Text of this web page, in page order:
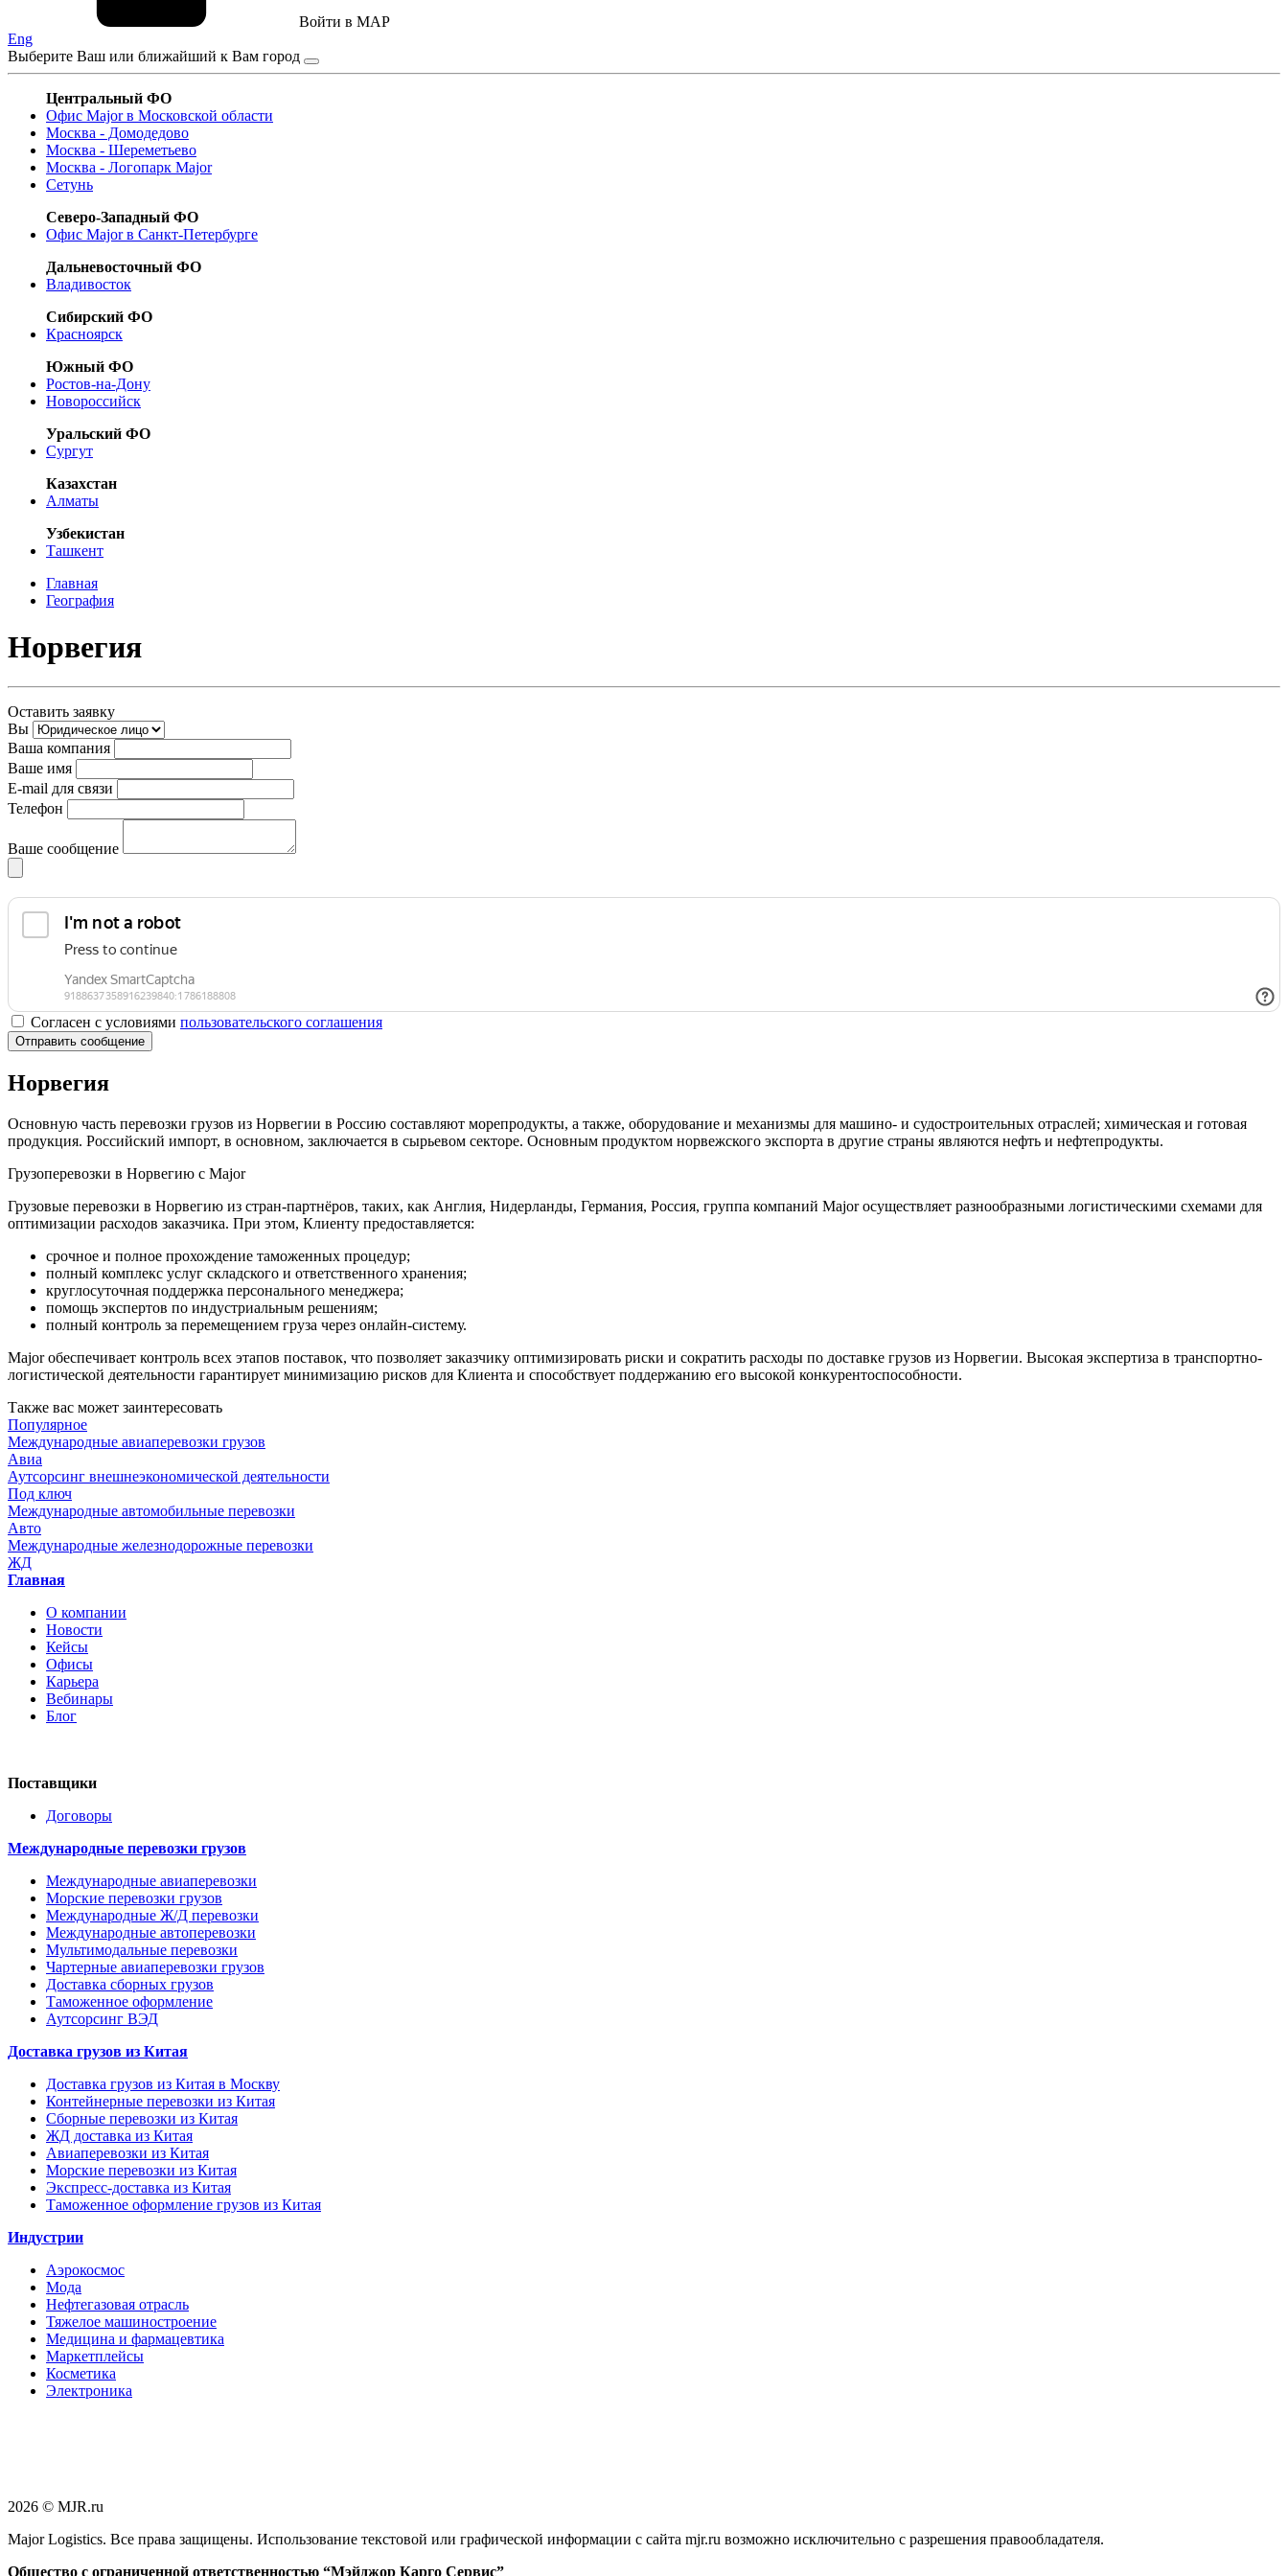
Войти в MAP
Eng
Выберите Ваш или ближайший к Вам город
Центральный ФО
Офис Major в Московской области
Москва - Домодедово
Москва - Шереметьево
Москва - Логопарк Major
Сетунь
Северо-Западный ФО
Офис Major в Санкт-Петербурге
Дальневосточный ФО
Владивосток
Сибирский ФО
Красноярск
Южный ФО
Ростов-на-Дону
Новороссийск
Уральский ФО
Сургут
Казахстан
Алматы
Узбекистан
Ташкент
Главная
География
Норвегия
Оставить заявку
Вы
Ваша компания
Ваше имя
E-mail для связи
Телефон
Ваше сообщение
Согласен с условиями пользовательского соглашения
Отправить сообщение
Норвегия
Основную часть перевозки грузов из Норвегии в Россию составляют морепродукты, а также, оборудование и механизмы для машино- и судостроительных отраслей; химическая и готовая
продукция. Российский импорт, в основном, заключается в сырьевом секторе. Основным продуктом норвежского экспорта в другие страны являются нефть и нефтепродукты.
Грузоперевозки в Норвегию с Major
Грузовые перевозки в Норвегию из стран-партнёров, таких, как Англия, Нидерланды, Германия, Россия, группа компаний Major осуществляет разнообразными логистическими схемами для
оптимизации расходов заказчика. При этом, Клиенту предоставляется:
срочное и полное прохождение таможенных процедур;
полный комплекс услуг складского и ответственного хранения;
круглосуточная поддержка персонального менеджера;
помощь экспертов по индустриальным решениям;
полный контроль за перемещением груза через онлайн-систему.
Major обеспечивает контроль всех этапов поставок, что позволяет заказчику оптимизировать риски и сократить расходы по доставке грузов из Норвегии. Высокая экспертиза в транспортно-
логистической деятельности гарантирует минимизацию рисков для Клиента и способствует поддержанию его высокой конкурентоспособности.
Также вас может заинтересовать
Популярное
Международные авиаперевозки грузов
Авиа
Аутсорсинг внешнеэкономической деятельности
Под ключ
Международные автомобильные перевозки
Авто
Международные железнодорожные перевозки
ЖД
Главная
О компании
Новости
Кейсы
Офисы
Карьера
Вебинары
Блог
Поставщики
Договоры
Международные перевозки грузов
Международные авиаперевозки
Морские перевозки грузов
Международные Ж/Д перевозки
Международные автоперевозки
Мультимодальные перевозки
Чартерные авиаперевозки грузов
Доставка сборных грузов
Таможенное оформление
Аутсорсинг ВЭД
Доставка грузов из Китая
Доставка грузов из Китая в Москву
Контейнерные перевозки из Китая
Сборные перевозки из Китая
ЖД доставка из Китая
Авиаперевозки из Китая
Морские перевозки из Китая
Экспресс-доставка из Китая
Таможенное оформление грузов из Китая
Индустрии
Аэрокосмос
Мода
Нефтегазовая отрасль
Тяжелое машиностроение
Медицина и фармацевтика
Маркетплейсы
Косметика
Электроника
2026 © MJR.ru
Major Logistics. Все права защищены. Использование текстовой или графической информации с сайта mjr.ru возможно исключительно с разрешения правообладателя.
Общество с ограниченной ответственностью “Мэйджор Карго Сервис”